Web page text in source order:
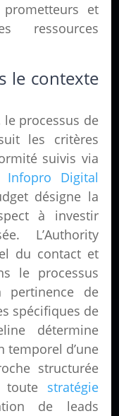
et
ressources
le contexte
le processus de
les critères
suivis via
Infopro Digital
désigne la
à investir
L’Authority
du contact et
le processus
pertinence de
spécifiques de
détermine
temporel d’une
structurée
toute stratégie
de leads